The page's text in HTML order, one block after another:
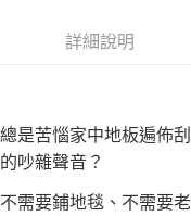
１．簡單：不需註冊會員、
【「AFTEE先享後付」結帳
１．於結帳方式選擇「
結帳頁面，進行簡訊認證並
３．收到繳費通知簡訊後14
貨到付款
全家取貨付款三天後到
每筆NT$60，滿NT$490(
全家離島取貨付款
詳細說明
總是苦惱家中地板遍佈
的吵雜聲音？
不需要鋪地毯、不需要